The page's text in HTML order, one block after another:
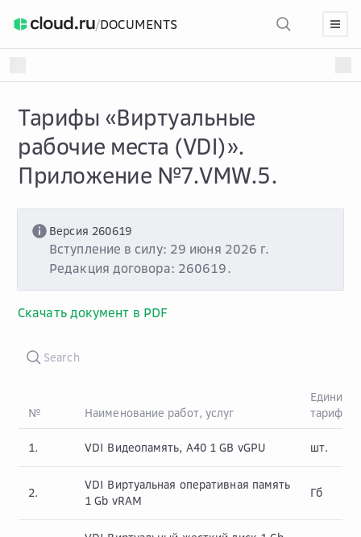
/DOCUMENTS
Тарифы «Виртуальные
рабочие места (VDI)».
Приложение №7.VMW.5.
Версия 260619
Вступление в силу: 29 июня 2026 г.
Редакция договора: 260619.
Скачать документ в PDF
№ Наименование работ, услуг
Единица
1. VDI Видеопамять, A40 1 GB vGPU шт.
2.
VDI Виртуальная оперативная память
1 Gb vRAM
Гб